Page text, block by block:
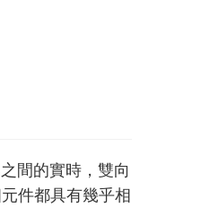
間的實時，雙向
件都具有幾乎相